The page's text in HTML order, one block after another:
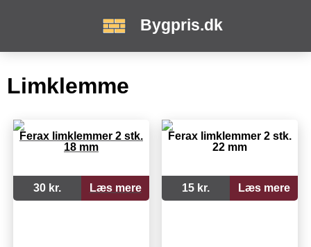
Bygpris.dk
Limklemme
Ferax limklemmer 2 stk.
18 mm
30 kr. Læs mere
Ferax limklemmer 2 stk.
22 mm
15 kr. Læs mere